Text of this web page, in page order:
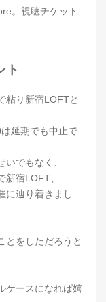
。視聴チケット
ト
粘り新宿LOFTと
延期でも中止で
でもなく、
宿LOFT、
に辿り着きまし
とをしただろうと
ケースになれば嬉